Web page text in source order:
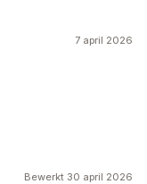
7 april 2026
Bewerkt 30 april 2026